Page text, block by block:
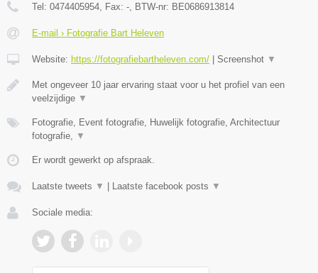
Tel: 0474405954 , Fax: - , BTW-nr: BE0686913814
E-mail › Fotografie Bart Heleven
Website: https://fotografiebartheleven.com/ Screenshot ▼
Met ongeveer 10 jaar ervaring staat voor u het profiel van een
veelzijdige ▼
Fotografie, Event fotografie, Huwelijk fotografie, Architectuur
fotografie,
▼
Er wordt gewerkt op afspraak.
Laatste tweets ▼ Laatste facebook posts ▼
Sociale media: